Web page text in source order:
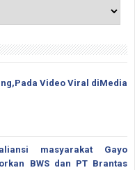
Video Viral diMedia
masyarakat Gayo
BWS dan PT Brantas